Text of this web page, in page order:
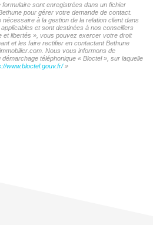
sont enregistrées dans un fichier
pour gérer votre demande de contact.
à la gestion de la relation client dans
et sont destinées à nos conseillers
et libertés », vous pouvez exercer votre droit
et les faire rectifier en contactant Bethune
Nous vous informons de
téléphonique « Bloctel », sur laquelle
www.bloctel.gouv.fr/»